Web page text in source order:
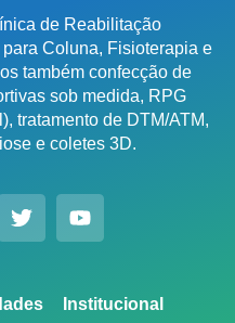
de Reabilitação
Coluna, Fisioterapia e
também confecção de
sob medida, RPG
tratamento de DTM/ATM,
e coletes 3D.
Institucional